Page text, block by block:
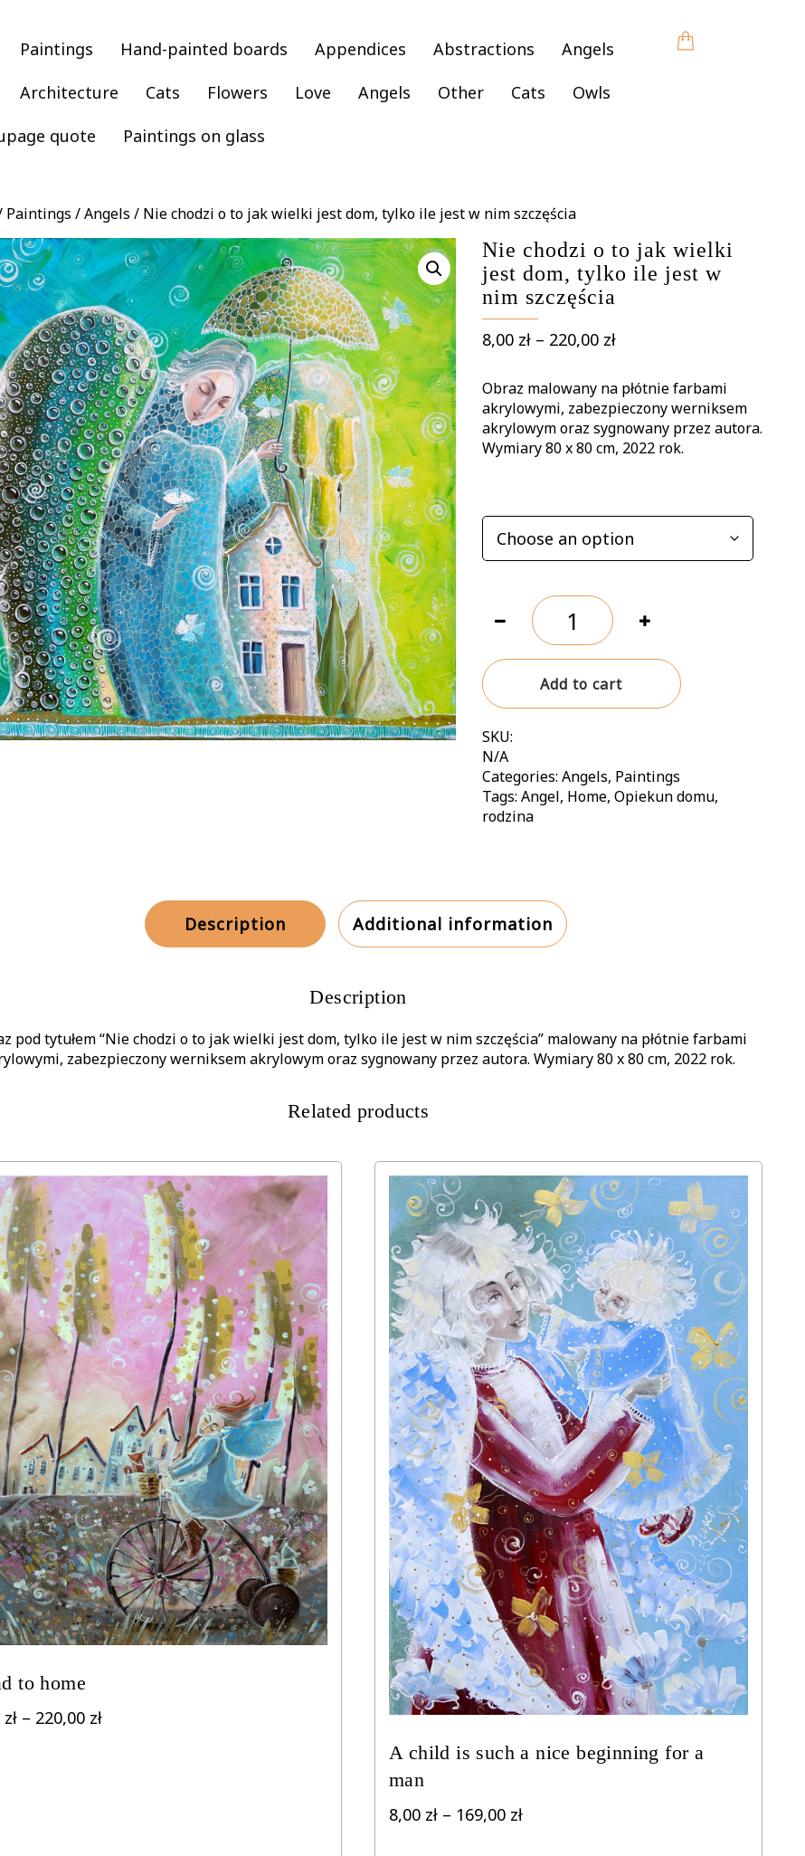
Paintings Hand-painted boards Appendices Abstractions
Angels
Architecture
Cats Flowers Love Angels Other Cats
Owls
quote Paintings on glass
Paintings /Angels / Nie chodzi o to jak wielki jest dom, tylko ile jest w nim szczęścia
Nie chodzi o to jak wielki
jest dom, tylko ile jest w
nim szczęścia
8,00 zł – 220,00 złPrice
8,00 zł
through
220,00 zł
Obraz malowany na płótnie farbami
akrylowymi, zabezpieczony werniksem
akrylowym oraz sygnowany przez autora.
Wymiary 80 x 80 cm, 2022 rok.
chodzi
to
jak
wielki
dom,
tylko
ile
jest
w
Add to cart
SKU:
N/A
Categories: Angels, Paintings
Tags: Angel, Home, Opiekun domu,
rodzina
Description Additional information
Description
pod tytułem “Nie chodzi o to jak wielki jest dom, tylko ile jest w nim szczęścia” malowany na płótnie farbami
zabezpieczony werniksem akrylowym oraz sygnowany przez autora. Wymiary 80 x 80 cm, 2022 rok.
Related products
to home
zł – 220,00 złPrice
A child is such a nice beginning for a
man
8,00 zł – 169,00 złPrice